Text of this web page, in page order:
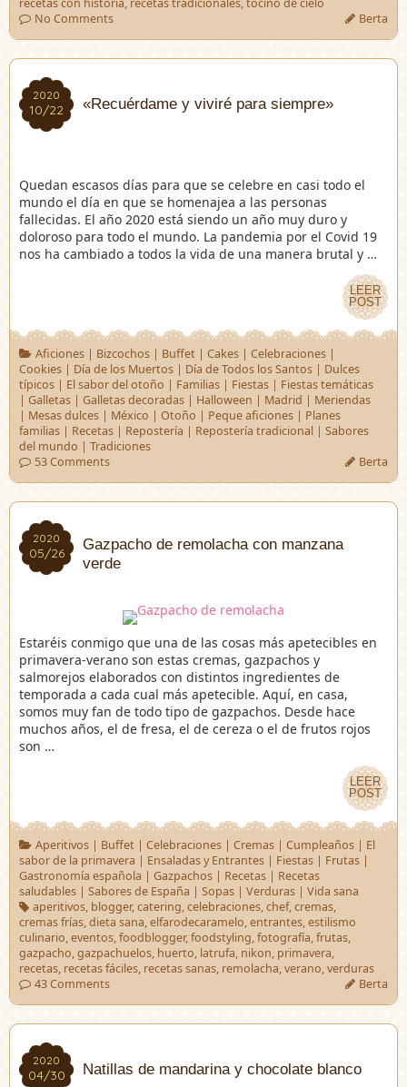
recetas con historia, recetas tradicionales,tocino de cielo
No Comments
Berta
2020
10/22
2020
10/22 «Recuérdame y viviré para siempre»
Quedan escasos días para que se celebre en casi todo el
mundo el día en que se homenajea a las personas
fallecidas. El año 2020 está siendo un año muy duro y
doloroso para todo el mundo. La pandemia por el Covid 19
nos ha cambiado a todos la vida de una manera brutal y …
LEER
POST
LEER
POST
Aficiones| Bizcochos| Buffet| Cakes| Celebraciones|
Cookies | Día de los Muertos | Día de Todos los Santos | Dulces
típicos | El sabor del otoño | Familias | Fiestas | Fiestas temáticas
| Galletas | Galletas decoradas | Halloween | Madrid | Meriendas
| Mesas dulces | México | Otoño | Peque aficiones | Planes
familias | Recetas | Repostería | Repostería tradicional | Sabores
del mundo | Tradiciones
53 Comments
Berta
2020
05/26
2020
05/26
Gazpacho de remolacha con manzana
verde
Estaréis conmigo que una de las cosas más apetecibles en
primavera-verano son estas cremas, gazpachos y
salmorejos elaborados con distintos ingredientes de
temporada a cada cual más apetecible. Aquí, en casa,
somos muy fan de todo tipo de gazpachos. Desde hace
muchos años, el de fresa, el de cereza o el de frutos rojos
son …
LEER
POST
LEER
POST
Aperitivos| Buffet| Celebraciones| Cremas| Cumpleaños| El
sabor de la primavera | Ensaladas y Entrantes | Fiestas | Frutas |
Gastronomía española | Gazpachos | Recetas | Recetas
saludables | Sabores de España | Sopas | Verduras | Vida sana
aperitivos, blogger,catering,celebraciones,chef,cremas,
cremas frías,dieta sana,elfarodecaramelo,entrantes,estilismo
culinario,eventos,foodblogger,foodstyling,fotografía,frutas,
gazpacho,gazpachuelos, huerto, latrufa, nikon, primavera,
recetas, recetas fáciles, recetas sanas, remolacha,verano,verduras
43 Comments
Berta
2020
04/30
2020
04/30 Natillas de mandarina y chocolate blanco